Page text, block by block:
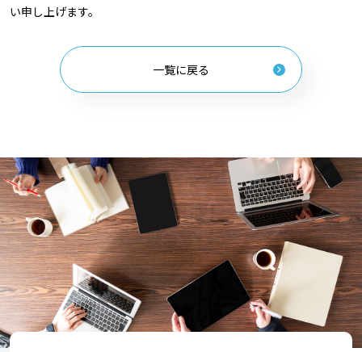
い申し上げます。
一覧に戻る